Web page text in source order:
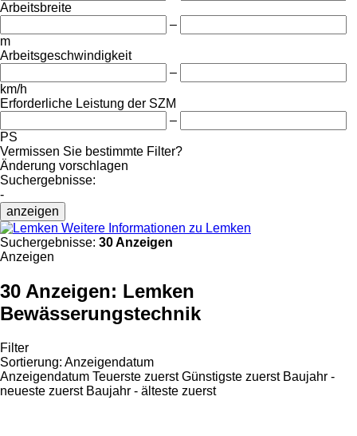
Arbeitsbreite
–
m
Arbeitsgeschwindigkeit
–
km/h
Erforderliche Leistung der SZM
–
PS
Vermissen Sie bestimmte Filter?
Änderung vorschlagen
Suchergebnisse:
-
anzeigen
Weitere Informationen zu Lemken
Suchergebnisse: 30 Anzeigen
Anzeigen
30 Anzeigen: Lemken
Bewässerungstechnik
Filter
Sortierung: Anzeigendatum
Anzeigendatum Teuerste zuerst Günstigste zuerst Baujahr -
neueste zuerst Baujahr - älteste zuerst